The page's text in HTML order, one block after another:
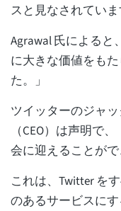
スと見なされていま
Agrawal 氏によると
に大きな価値をも
た。」
ツイッターのジャ
（CEO）は声明で
会に迎えることがで
これは、Twitter を
のあるサービスに